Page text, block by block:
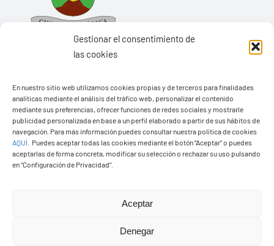
Gestionar el consentimiento de
las cookies
En nuestro sitio web utilizamos cookies propias y de terceros para finalidades
analíticas mediante el análisis del tráfico web, personalizar el contenido
mediante sus preferencias, ofrecer funciones de redes sociales y mostrarle
publicidad personalizada en base a un perfil elaborado a partir de sus hábitos de
navegación. Para más información puedes consultar nuestra política de cookies
AQUÍ
Puedes aceptar todas las cookies mediante el botón “Aceptar” o puedes
aceptarlas de forma concreta, modificar su selección o rechazar su uso pulsando
en “Configuración de Privacidad”.
Aceptar
Denegar
Ayuntamiento de Yaiza
Pza. de Los Remedios, 1
35570 – Yaiza
Tel:928 83 62 20
© Copyright2026 Ayuntamiento de Yaiza - Todos los